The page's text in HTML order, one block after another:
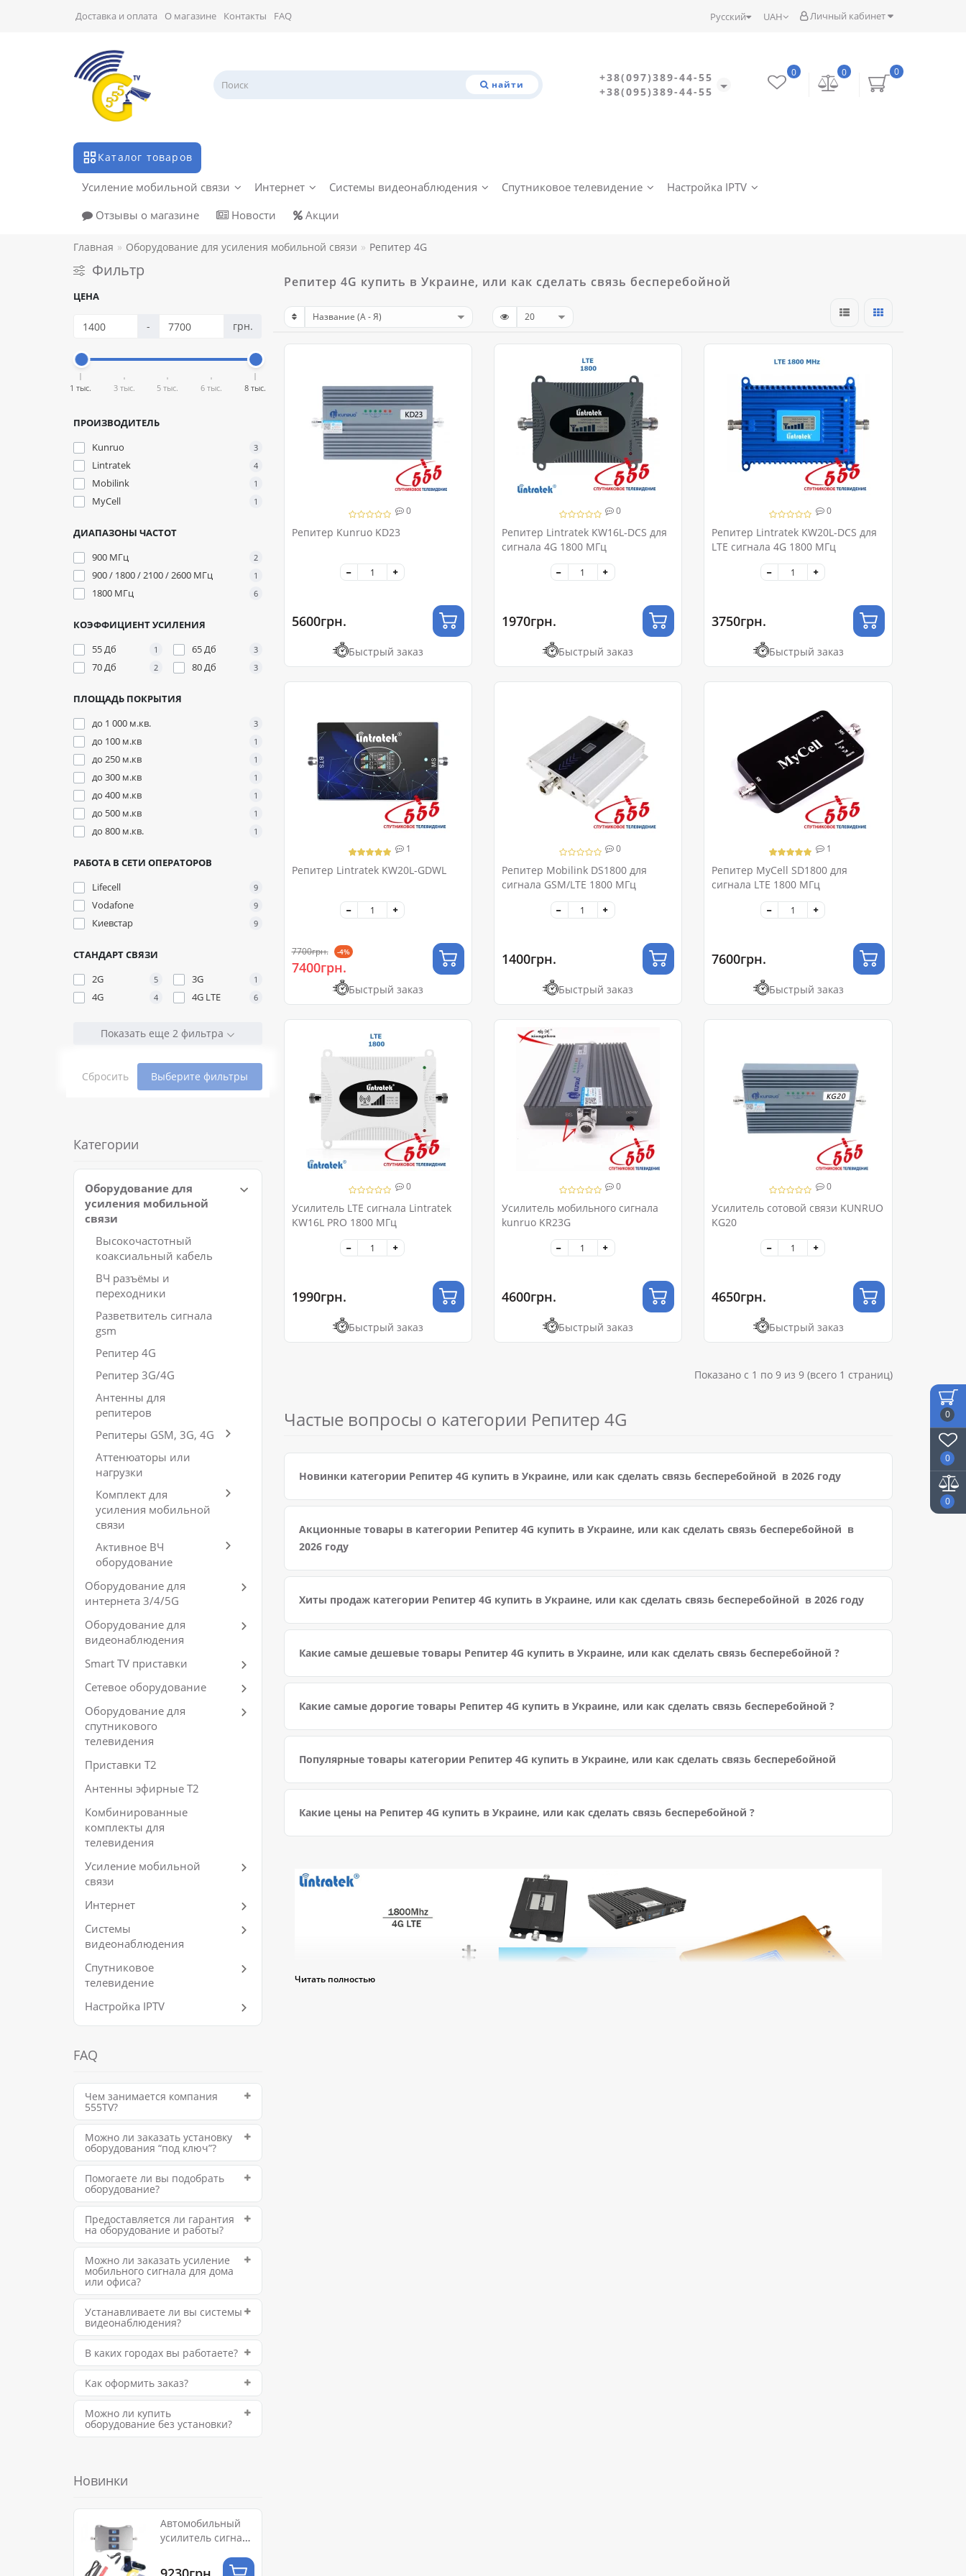
0
0
0
Личный кабинет
UAH
Русский
Доставка и оплата О магазине Контакты FAQ
найти
+38(097)389-44-55
+38(095)389-44-55
0
0
0
Каталог товаров
Усиление мобильной связи Интернет Системы видеонаблюдения Спутниковое телевидение
Настройка IPTV
Отзывы о магазине
Новости Акции
Главная Оборудование для усиления мобильной связи Репитер 4G
Фильтр
ЦЕНА
- грн.
1 тыс. 3 тыс. 5 тыс. 6 тыс. 8 тыс.
ПРОИЗВОДИТЕЛЬ
Kunruo
3
Lintratek 4
Mobilink 1
MyCell 1
ДИАПАЗОНЫ ЧАСТОТ
900 МГц
2
900 / 1800 / 2100 / 2600 МГц 1
1800 МГц 6
КОЭФФИЦИЕНТ УСИЛЕНИЯ
55 Дб
1 65 Дб 3
70 Дб 2 80 Дб 3
ПЛОЩАДЬ ПОКРЫТИЯ
до 1 000 м.кв.
3
до 100 м.кв 1
до 250 м.кв 1
до 300 м.кв 1
до 400 м.кв 1
до 500 м.кв 1
до 800 м.кв. 1
РАБОТА В СЕТИ ОПЕРАТОРОВ
Lifecell
9
Vodafone 9
Киевстар 9
СТАНДАРТ СВЯЗИ
2G
5 3G 1
4G 4 4G LTE 6
Показать еще 2 фильтра
Сбросить Выберите фильтры
Категории
Оборудование для
усиления мобильной
связи
Высокочастотный
коаксиальный кабель
ВЧ разъёмы и
переходники
Разветвитель сигнала
gsm
Репитер 4G
Репитер 3G/4G
Антенны для
репитеров
Репитеры GSM, 3G, 4G
Аттенюаторы или
нагрузки
Комплект для
усиления мобильной
связи
Активное ВЧ
оборудование
Оборудование для
интернета 3/4/5G
Оборудование для
видеонаблюдения
Smart TV приставки
Сетевое оборудование
Оборудование для
спутникового
телевидения
Приставки Т2
Антенны эфирные Т2
Комбинированные
комплекты для
телевидения
Усиление мобильной
связи
Интернет
Системы
видеонаблюдения
Спутниковое
телевидение
Настройка IPTV
FAQ
Чем занимается компания
555TV?
Можно ли заказать установку
оборудования “под ключ”?
Помогаете ли вы подобрать
оборудование?
Предоставляется ли гарантия
на оборудование и работы?
Можно ли заказать усиление
мобильного сигнала для дома
или офиса?
Устанавливаете ли вы системы
видеонаблюдения?
В каких городах вы работаете?
Как оформить заказ?
Можно ли купить
оборудование без установки?
Новинки
Автомобильный
усилитель сигнала
Репитер 4G купить в Украине, или как сделать связь бесперебойной
0
Репитер Kunruo KD23
5600грн.
Быстрый заказ
0
Репитер Lintratek KW16L-DCS для
сигнала 4G 1800 МГц
1970грн.
Быстрый заказ
0
Репитер Lintratek KW20L-DCS для
LTE сигнала 4G 1800 МГц
3750грн.
Быстрый заказ
1
Репитер Lintratek KW20L-GDWL
7700грн. -4%
7400грн.
Быстрый заказ
0
Репитер Mobilink DS1800 для
сигнала GSM/LTE 1800 МГц
1400грн.
Быстрый заказ
1
Репитер MyCell SD1800 для
сигнала LTE 1800 МГц
7600грн.
Быстрый заказ
0
Усилитель LTE сигнала Lintratek
KW16L PRO 1800 МГц
1990грн.
Быстрый заказ
0
Усилитель мобильного сигнала
kunruo KR23G
4600грн.
Быстрый заказ
0
Усилитель сотовой связи KUNRUO
KG20
4650грн.
Быстрый заказ
Показано с 1 по 9 из 9 (всего 1 страниц)
Частые вопросы о категории Репитер 4G
Новинки категории Репитер 4G купить в Украине, или как сделать связь бесперебойной в 2026 году
Акционные товары в категории Репитер 4G купить в Украине, или как сделать связь бесперебойной в
2026 году
Хиты продаж категории Репитер 4G купить в Украине, или как сделать связь бесперебойной в 2026 году
Какие самые дешевые товары Репитер 4G купить в Украине, или как сделать связь бесперебойной ?
Какие самые дорогие товары Репитер 4G купить в Украине, или как сделать связь бесперебойной ?
Популярные товары категории Репитер 4G купить в Украине, или как сделать связь бесперебойной
Какие цены на Репитер 4G купить в Украине, или как сделать связь бесперебойной ?
Читать полностью